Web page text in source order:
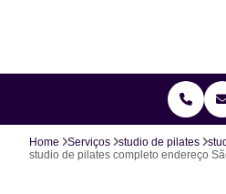
Home Serviços studio de pilates
studio de pilates completo endereço